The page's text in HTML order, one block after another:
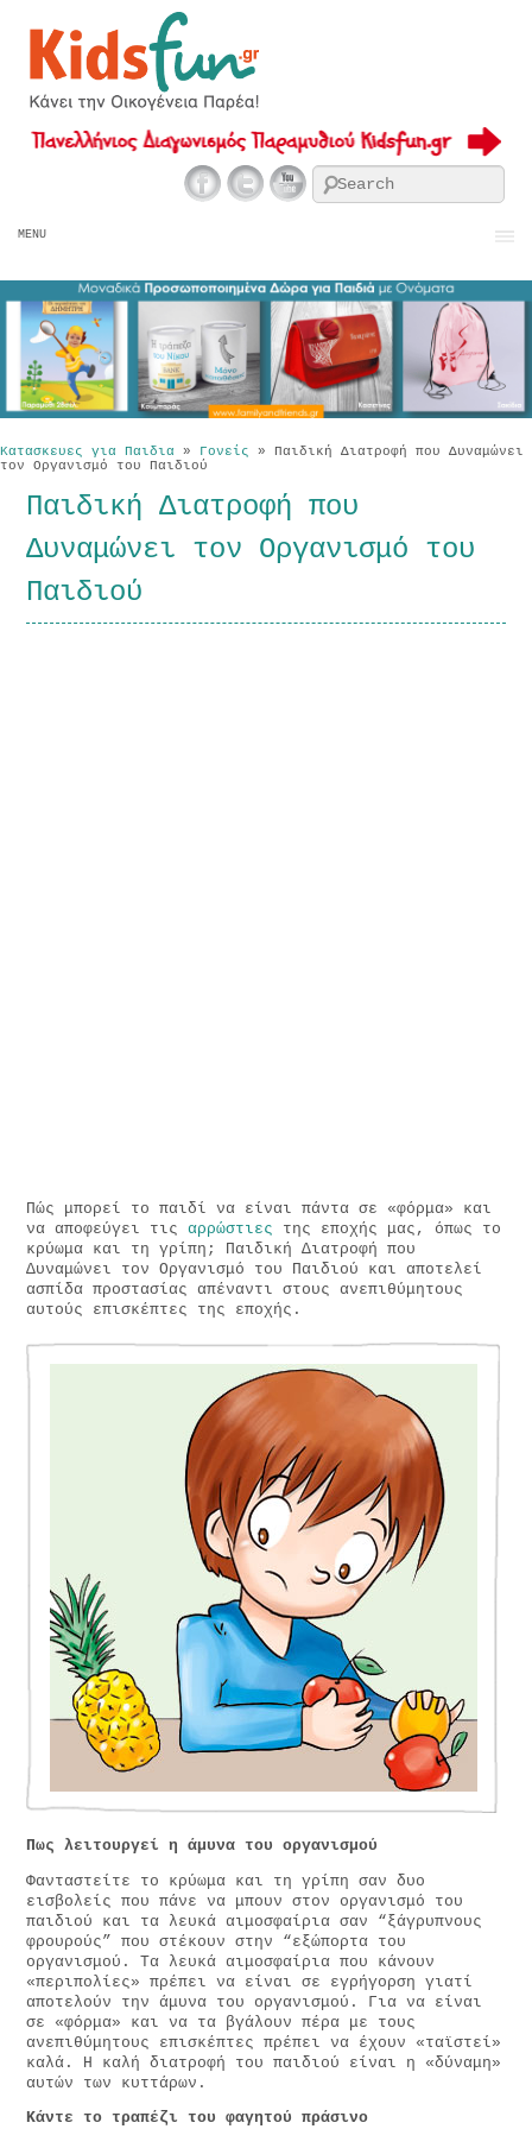
MENU
Κατασκευες για Παιδια » Γονείς » Παιδική Διατροφή που Δυναμώνει
τον Οργανισμό του Παιδιού
Παιδική Διατροφή που
Δυναμώνει τον Οργανισμό του
Παιδιού
Πώς μπορεί το παιδί να είναι πάντα σε «φόρμα» και
να αποφεύγει τιςαρρώστιες της εποχής μας, όπως το
κρύωμα και τη γρίπη; Παιδική Διατροφή που
Δυναμώνει τον Οργανισμό του Παιδιού και αποτελεί
ασπίδα προστασίας απέναντι στους ανεπιθύμητους
αυτούς επισκέπτες της εποχής.
Πως λειτουργεί η άμυνα του οργανισμού
Φανταστείτε το κρύωμα και τη γρίπη σαν δυο
εισβολείς που πάνε να μπουν στον οργανισμό του
παιδιού και τα λευκά αιμοσφαίρια σαν “ξάγρυπνους
φρουρούς” που στέκουν στην “εξώπορτα του
οργανισμού. Τα λευκά αιμοσφαίρια που κάνουν
«περιπολίες» πρέπει να είναι σε εγρήγορση γιατί
αποτελούν την άμυνα του οργανισμού. Για να είναι
σε «φόρμα» και να τα βγάλουν πέρα με τους
ανεπιθύμητους επισκέπτες πρέπει να έχουν «ταϊστεί»
καλά. Η καλή διατροφή του παιδιού είναι η «δύναμη»
αυτών των κυττάρων.
Κάντε το τραπέζι του φαγητού πράσινο